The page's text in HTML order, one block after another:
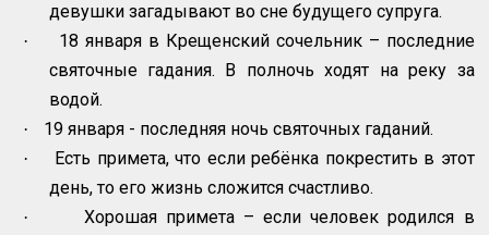
девушки загадывают во сне будущего супруга.
·
18 января в Крещенский сочельник – последние
святочные гадания. В полночь ходят на реку за
водой.
· 19 января - последняя ночь святочных гаданий.
·
Есть примета, что если ребёнка покрестить в этот
день, то его жизнь сложится счастливо.
·
Хорошая примета – если человек родился в